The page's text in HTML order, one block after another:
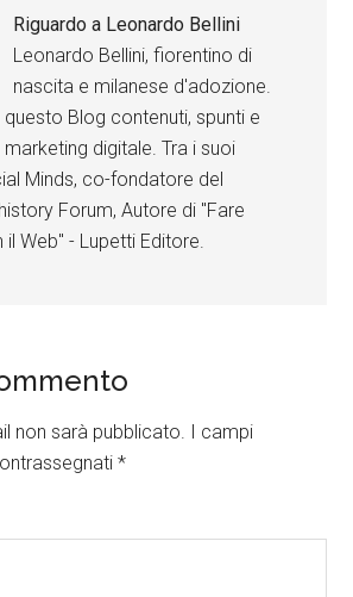
Riguardo a Leonardo Bellini
Leonardo Bellini, fiorentino di
nascita e milanese d'adozione.
questo Blog contenuti, spunti e
digitale. Tra i suoi
Minds, co-fondatore del
Forum, Autore di "Fare
Web" - Lupetti Editore.
non sarà pubblicato. I campi
*